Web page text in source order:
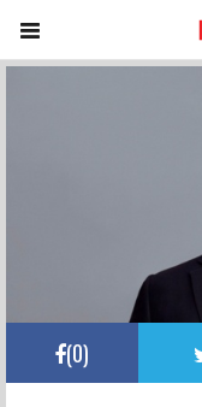
(0)